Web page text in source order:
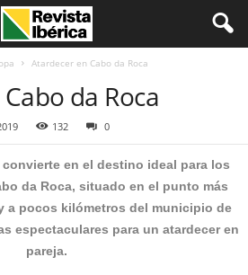
Atardecer en Cabo da Roca
da Roca
132 0
en el destino ideal para los
da Roca, situado en el punto más
a pocos kilómetros del municipio de
espectaculares para un atardecer en
pareja.